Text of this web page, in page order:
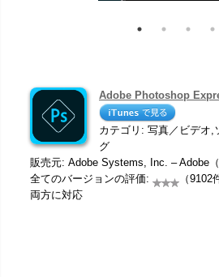
Adobe Photoshop
カテゴリ: 写真／ビデオ,
グ
販売元: Adobe Systems, Inc. – Adobe
全てのバージョンの評価:
（9102
両方に対応